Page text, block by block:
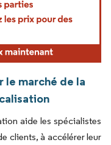
le marché de la
aide les spécialistes
clients, à accélérer leur